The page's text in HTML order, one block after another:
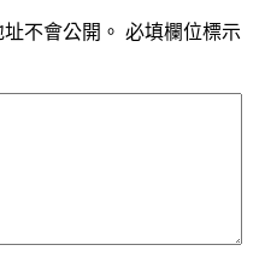
不會公開。 必填欄位標示